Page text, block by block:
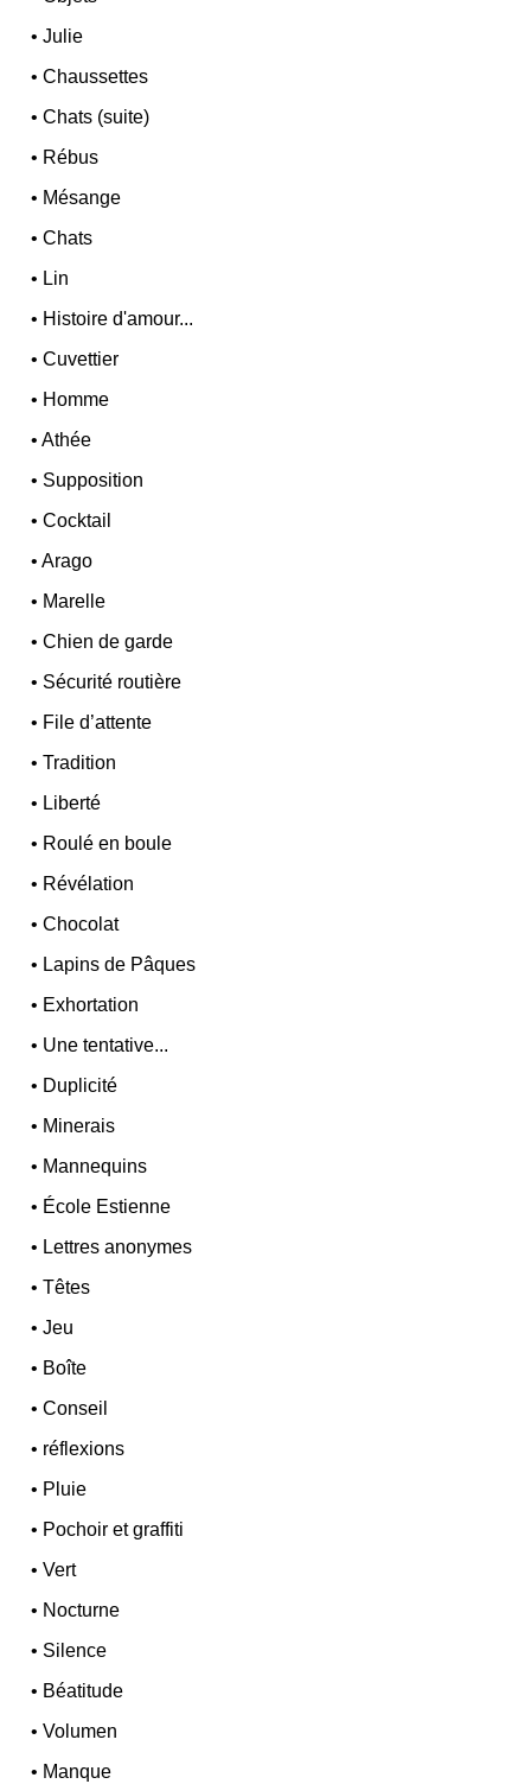
•Julie
•Chaussettes
•Chats (suite)
• Rébus
• Mésange
•Chats
• Lin
• Histoire d'amour...
•Cuvettier
• Homme
•Athée
• Supposition
•Cocktail
•Arago
• Marelle
•Chien de garde
• Sécurité routière
• File d’attente
•Tradition
• Liberté
• Roulé en boule
• Révélation
•Chocolat
• Lapins de Pâques
• Exhortation
• Une tentative...
• Duplicité
• Minerais
• Mannequins
• École Estienne
• Lettres anonymes
•Têtes
•Jeu
• Boîte
•Conseil
• réflexions
• Pluie
• Pochoir et graffiti
•Vert
• Nocturne
• Silence
• Béatitude
•Volumen
• Manque